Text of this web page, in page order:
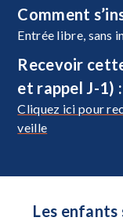
Comment
Entrée libre, sans
Recevoir
et rappel J-1) :
Cliquez ici pour
veille
Les enfants